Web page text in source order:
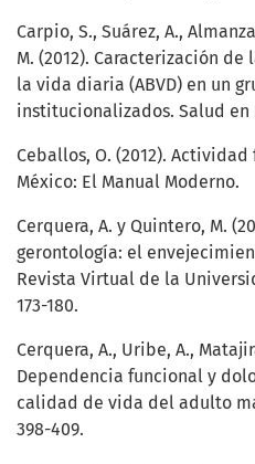
Carpio, S., Suárez, A.,
M. (2012). Caracterización
la vida diaria (ABVD) en un
institucionalizados. Salud en
Ceballos, O. (2012).
México: El Manual Moderno.
Cerquera, A. y Quintero, M.
gerontología: el
Revista Virtual de la
173-180.
Cerquera, A., Uribe, A.,
Dependencia funcional y
calidad de vida del adulto
398-409.